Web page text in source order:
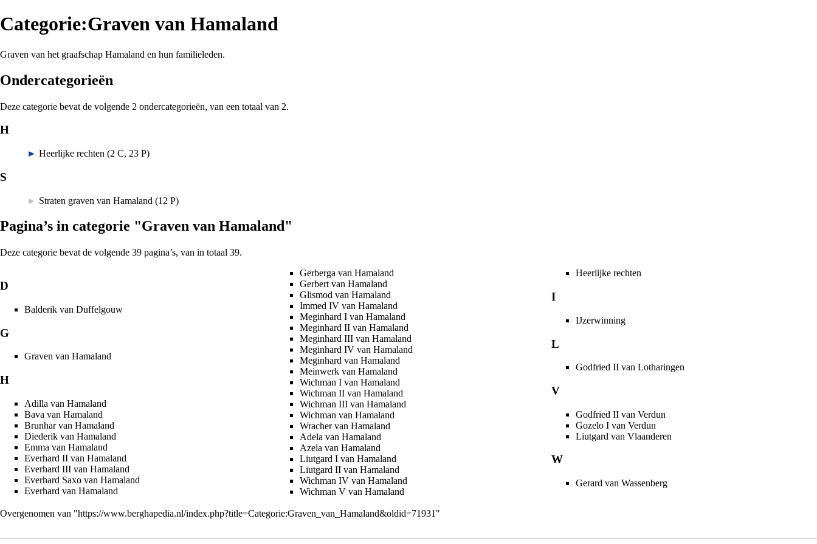
Categorie:Graven van Hamaland
Graven van het graafschap Hamaland en hun familieleden.
Ondercategorieën
Deze categorie bevat de volgende 2 ondercategorieën, van een totaal van 2.
H
► Heerlijke rechten (2 C, 23 P)
S
► Straten graven van Hamaland (12 P)
Pagina’s in categorie "Graven van Hamaland"
Deze categorie bevat de volgende 39 pagina’s, van in totaal 39.
D
Balderik van Duffelgouw
G
Graven van Hamaland
H
Adilla van Hamaland
Bava van Hamaland
Brunhar van Hamaland
Diederik van Hamaland
Emma van Hamaland
Everhard II van Hamaland
Everhard III van Hamaland
Everhard Saxo van Hamaland
Everhard van Hamaland
Gerberga van Hamaland
Gerbert van Hamaland
Glismod van Hamaland
Immed IV van Hamaland
Meginhard I van Hamaland
Meginhard II van Hamaland
Meginhard III van Hamaland
Meginhard IV van Hamaland
Meginhard van Hamaland
Meinwerk van Hamaland
Wichman I van Hamaland
Wichman II van Hamaland
Wichman III van Hamaland
Wichman van Hamaland
Wracher van Hamaland
Adela van Hamaland
Azela van Hamaland
Liutgard I van Hamaland
Liutgard II van Hamaland
Wichman IV van Hamaland
Wichman V van Hamaland
Heerlijke rechten
I
IJzerwinning
L
Godfried II van Lotharingen
V
Godfried II van Verdun
Gozelo I van Verdun
Liutgard van Vlaanderen
W
Gerard van Wassenberg
Overgenomen van "https://www.berghapedia.nl/index.php?title=Categorie:Graven_van_Hamaland&oldid=71931 "